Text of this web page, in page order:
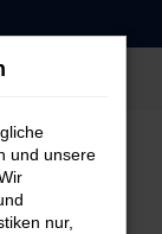
und unsere
nur,